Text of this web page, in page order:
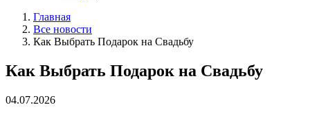
Главная
Все новости
Как Выбрать Подарок на Свадьбу
Как Выбрать Подарок на Свадьбу
04.07.2026